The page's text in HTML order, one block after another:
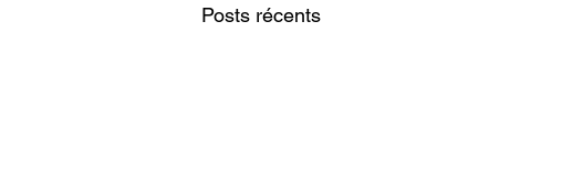
Posts récents